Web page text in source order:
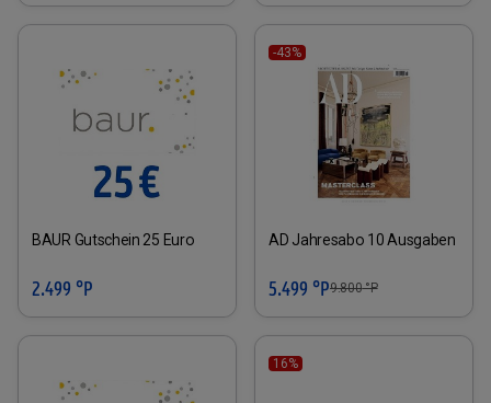
BAUR Gutschein 25 Euro
2.499 °P
-43%
AD Jahresabo 10 Ausgaben
5.499 °P9.800°P
16%